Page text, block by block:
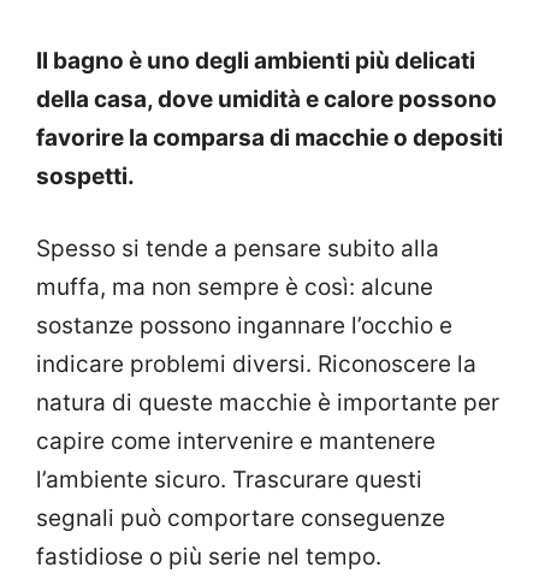
Il bagno è uno degli ambienti più delicati
della casa, dove umidità e calore possono
favorire la comparsa di macchie o depositi
sospetti.
Spesso si tende a pensare subito alla
muffa, ma non sempre è così: alcune
sostanze possono ingannare l’occhio e
indicare problemi diversi. Riconoscere la
natura di queste macchie è importante per
capire come intervenire e mantenere
l’ambiente sicuro. Trascurare questi
segnali può comportare conseguenze
fastidiose o più serie nel tempo.